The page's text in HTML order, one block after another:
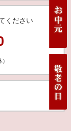
ください